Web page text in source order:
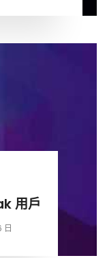
用戶
日